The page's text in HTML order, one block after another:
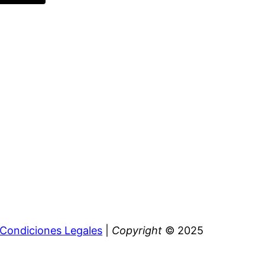
Condiciones Legales Copyright © 2025